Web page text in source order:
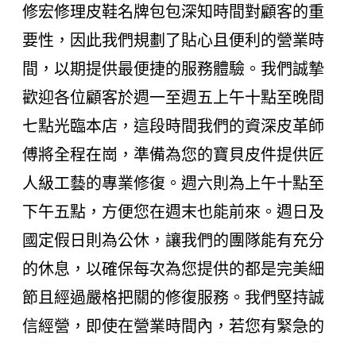
修宏修理皮鞋名牌包包深知時間對顧客的重
要性，因此我們規劃了貼心且便利的營業時
間，以期提供最便捷的服務體驗。我們誠摯
歡迎各位顧客於週一至週五上午十點至晚間
七點光臨本店，這段時間我們的資深皮革師
傅將全程在崗，準備為您的寶貝皮件提供匠
人級工藝的專業修復。週六則為上午十點至
下午五點，方便您在週末也能前來。週日及
國定假日則為公休，讓我們的團隊能有充分
的休息，以確保每次為您提供的都是完美細
節且經過嚴格把關的修復服務。我們堅持誠
信經營，即使在營業時間內，若您有緊急的